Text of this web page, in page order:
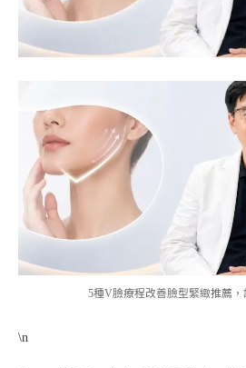
5種V臉療程改善臉型緊緻推薦，
\n